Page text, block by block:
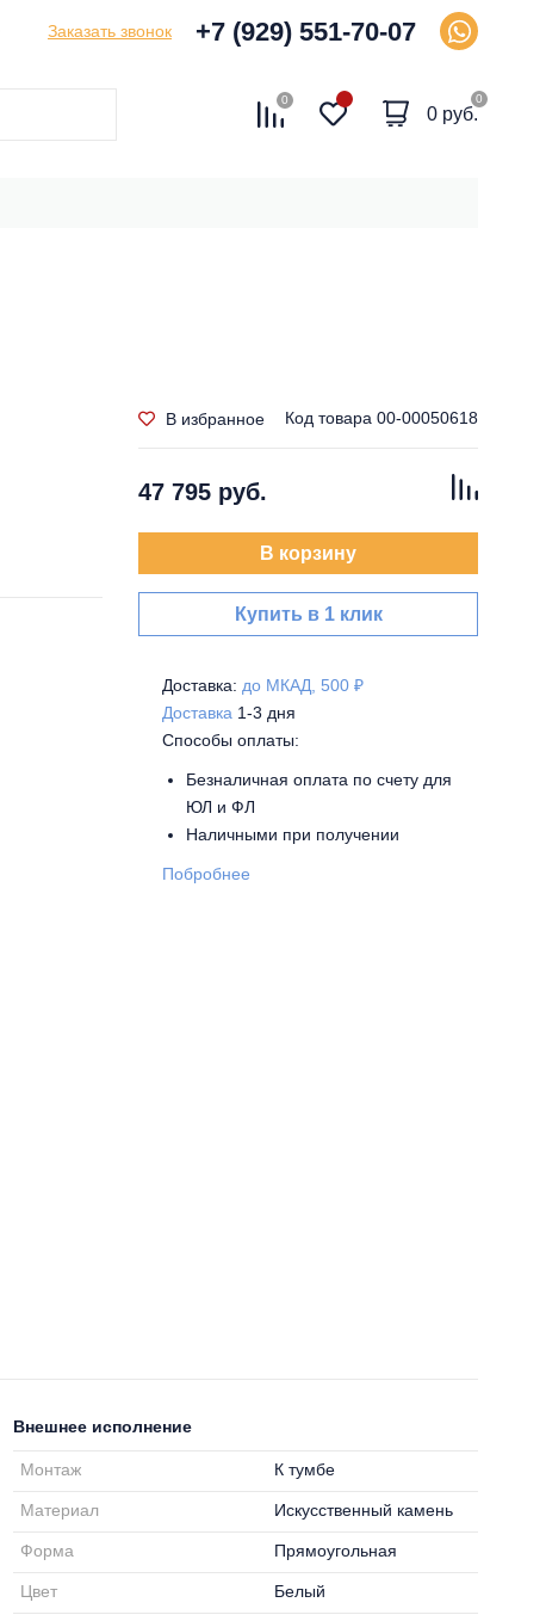
Заказать звонок +7 (929) 551-70-07
0 0
0 руб.
В избранное Код товара 00-00050618
47 795 руб.
В корзину
Купить в 1 клик
Доставка: до МКАД, 500 ₽
Доставка 1-3 дня
Способы оплаты:
Безналичная оплата по счету для
ЮЛ и ФЛ
Наличными при получении
Побробнее
Внешнее исполнение
Монтаж К тумбе
Материал Искусственный камень
Форма Прямоугольная
Цвет Белый